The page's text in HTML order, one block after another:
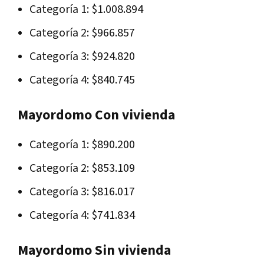
Categoría 1: $1.008.894
Categoría 2: $966.857
Categoría 3: $924.820
Categoría 4: $840.745
Mayordomo Con vivienda
Categoría 1: $890.200
Categoría 2: $853.109
Categoría 3: $816.017
Categoría 4: $741.834
Mayordomo Sin vivienda